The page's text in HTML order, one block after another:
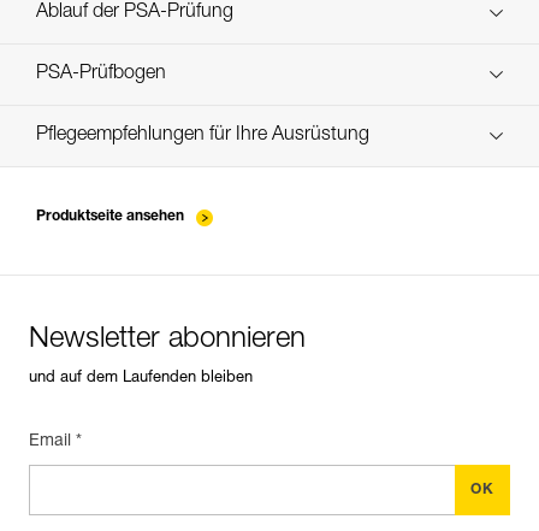
Technical Notice
Bestände Entdecken Sie ePPEcentre
Ablauf der PSA-Prüfung
verif EPI-CONNECTEURS-procedure-DE
PSA-Prüfbogen
verif EPI-suivi-connecteur-DE
Pflegeempfehlungen für Ihre Ausrüstung
Produktseite ansehen
Newsletter abonnieren
und auf dem Laufenden bleiben
Email *